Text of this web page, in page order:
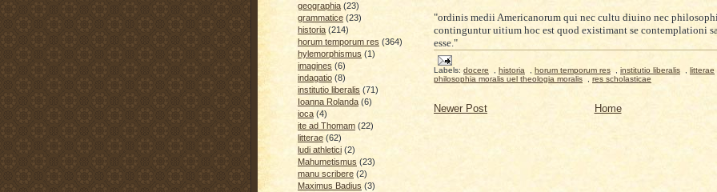
geographia (23)
grammatice (23)
historia (214)
horum temporum res (364)
hylemorphismus (1)
imagines (6)
indagatio (8)
institutio liberalis (71)
Ioanna Rolanda (6)
ioca (4)
ite ad Thomam (22)
litterae (62)
ludi athletici (2)
Mahumetismus (23)
manu scribere (2)
Maximus Badius (3)
"ordinis medii Americanorum qui nec cultu diuino nec
continguntur uitium hoc est quod existimant se contemplationi
esse."
Labels: docere historia horum temporum res institutio liberalis litterae
philosophia moralis uel theologia moralis
res scholasticae
Newer Post Home